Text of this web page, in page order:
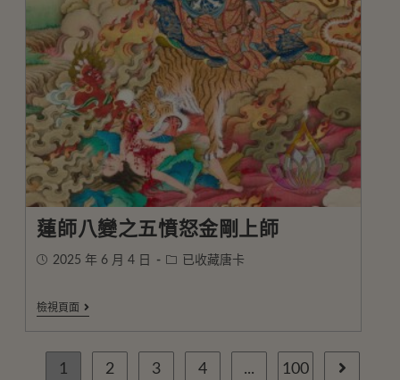
蓮師八變之五憤怒金剛上師
2025 年 6 月 4 日 已收藏唐卡
檢視頁面
1 2 3 4 ... 100